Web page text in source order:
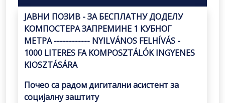
ЈАВНИ ПОЗИВ - ЗА БЕСПЛАТНУ ДОДЕЛУ
КОМПОСТЕРА ЗАПРЕМИНЕ 1 КУБНОГ
МЕТРА ------------ NYILVÁNOS FELHÍVÁS -
1000 LITERES FA KOMPOSZTÁLÓK INGYENES
KIOSZTÁSÁRA
Почео са радом дигитални асистент за
социјалну заштиту